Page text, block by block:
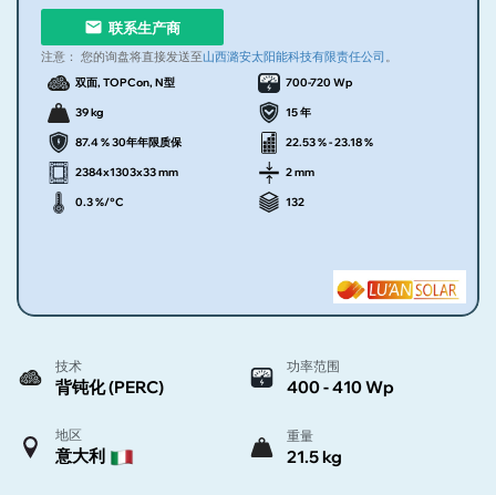
联系生产商
注意： 您的询盘将直接发送至山西潞安太阳能科技有限责任公司 。
双面, TOPCon, N型 700-720 Wp
39 kg 15 年
87.4 % 30年年限质保 22.53 % - 23.18 %
2384x1303x33 mm 2 mm
0.3 %/°C 132
技术
背钝化 (PERC)
功率范围
400 - 410 Wp
地区
意大利
重量
21.5 kg